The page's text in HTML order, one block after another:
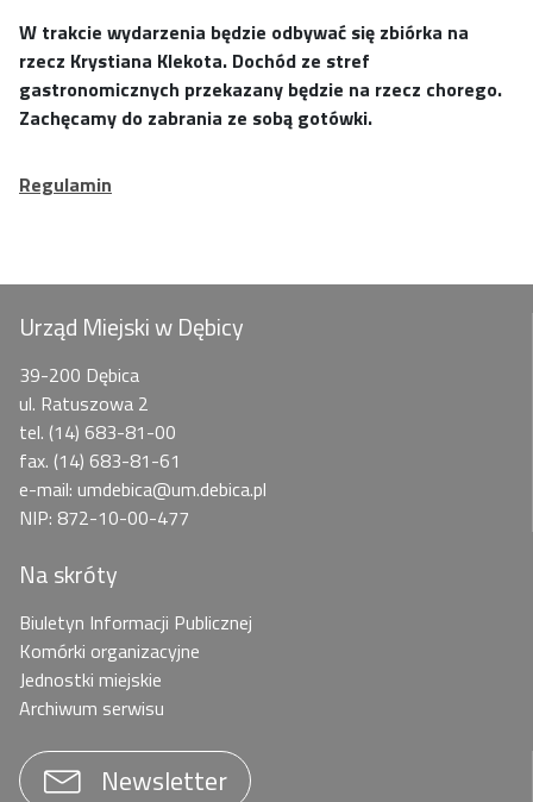
W trakcie wydarzenia będzie odbywać się zbiórka na
rzecz Krystiana Klekota. Dochód ze stref
gastronomicznych przekazany będzie na rzecz chorego.
Zachęcamy do zabrania ze sobą gotówki.
Regulamin
Urząd Miejski w Dębicy
39-200 Dębica
ul. Ratuszowa 2
tel. (14) 683-81-00
fax. (14) 683-81-61
e-mail: umdebica@um.debica.pl
NIP: 872-10-00-477
Na skróty
Biuletyn Informacji Publicznej
Komórki organizacyjne
Jednostki miejskie
Archiwum serwisu
Newsletter